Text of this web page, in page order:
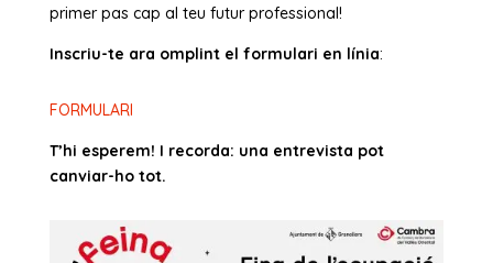
primer pas cap al teu futur professional!
Inscriu-te ara omplint el formulari en línia:
FORMULARI
T’hi esperem! I recorda: una entrevista pot
canviar-ho tot.